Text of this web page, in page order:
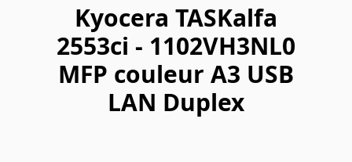
Kyocera TASKalfa
2553ci - 1102VH3NL0
MFP couleur A3 USB
LAN Duplex